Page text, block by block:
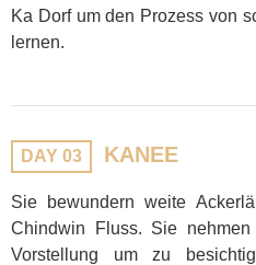
Ka Dorf um den Prozess von
lernen.
DAY 03 KANEE
Sie bewundern weite
Chindwin Fluss. Sie
Vorstellung um zu